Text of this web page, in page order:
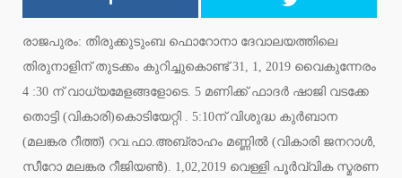
രാജപുരം: തിരുക്കുടുംബ ഫൊറോനാ ദേവാലയത്തിലെ
തിരുനാളിന് തുടക്കം കുറിച്ചുകൊണ്ട് 31, 1, 2019 വൈകുന്നേരം
4 :30 ന് വാധ്യമേളങ്ങളോടെ. 5 മണിക്ക് ഫാദര്‍ ഷാജി വടക്കേ
തൊട്ടി (വികാരി)കൊടിയേറ്റി . 5:10ന് വിശുദ്ധ കുര്‍ബാന
(മലങ്കര റീത്ത്) റവ.ഫാ.അബ്രാഹം മണ്ണില്‍ (വികാരി ജനറാള്‍,
സീറോ മലങ്കര റീജിയണ്‍). 1,02,2019 വെള്ളി പൂര്‍വ്വിക സ്മരണ